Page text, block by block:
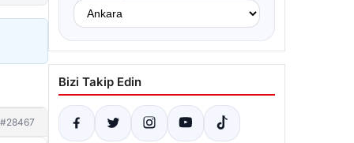
#28467
Bizi Takip Edin